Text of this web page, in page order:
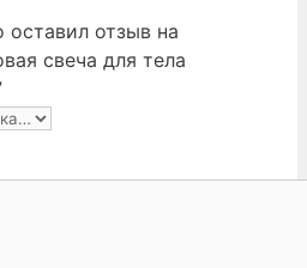
оставил отзыв на
свеча для тела